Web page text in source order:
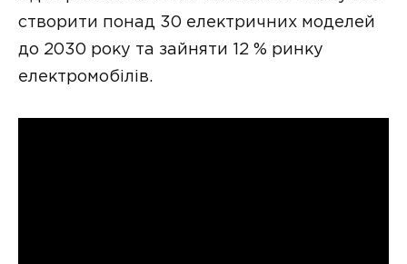
створити понад 30 електричних моделей
до 2030 року та зайняти 12 % ринку
електромобілів.